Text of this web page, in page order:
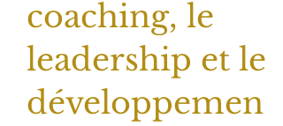
coaching, le
leadership et le
développemen